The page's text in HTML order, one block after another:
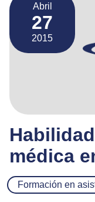
Abril
27
2015
médica
Formación en